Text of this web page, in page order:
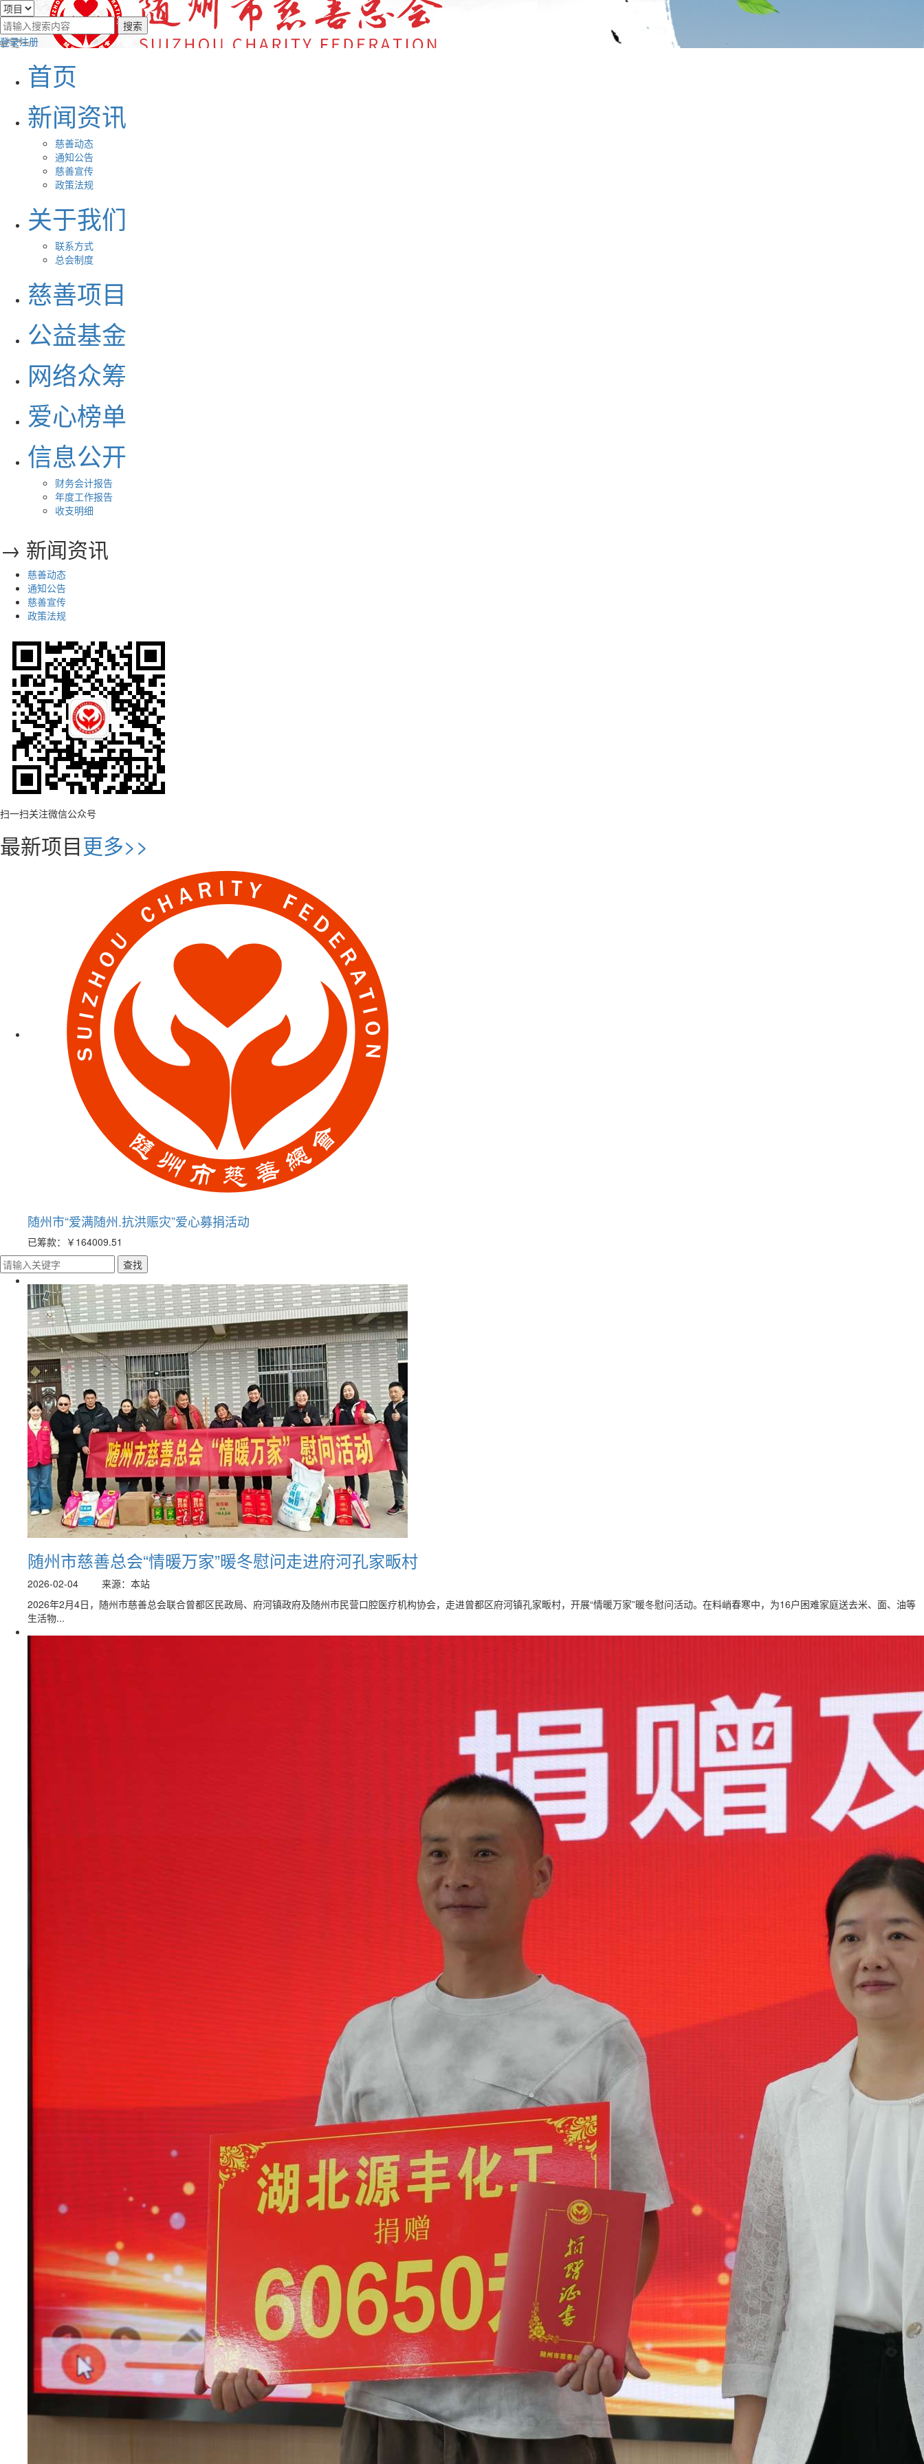
登录注册
首页
新闻资讯
慈善动态
通知公告
慈善宣传
政策法规
关于我们
联系方式
总会制度
慈善项目
公益基金
网络众筹
爱心榜单
信息公开
财务会计报告
年度工作报告
收支明细
→ 新闻资讯
慈善动态
通知公告
慈善宣传
政策法规
扫一扫关注微信公众号
最新项目更多>>
随州市“爱满随州.抗洪赈灾”爱心募捐活动
已筹款： ￥164009.51
随州市慈善总会“情暖万家”暖冬慰问走进府河孔家畈村
2026-02-04
来源：本站
2026年2月4日，随州市慈善总会联合曾都区民政局、府河镇政府及随州市民营口腔医疗机构协会，走进曾都区府河镇孔家畈村，开展“情暖万家”暖冬慰问活动。在料峭春寒中，为16户困难家庭送去米、面、油等
生活物...